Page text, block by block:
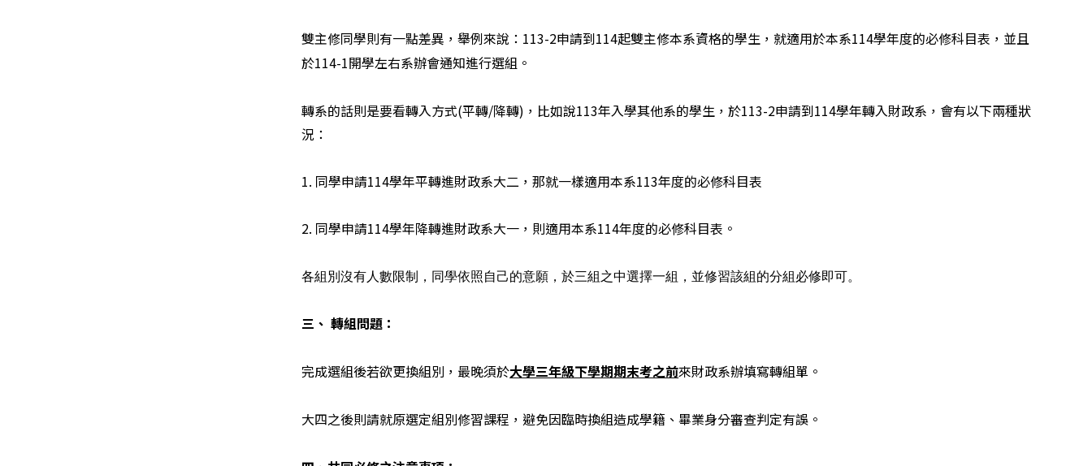
雙主修同學則有一點差異，舉例來說：113-2申請到114起雙主修本系資格的學生，就適用於本系114學年度的必修科目表，並且
於114-1開學左右系辦會通知進行選組。
轉系的話則是要看轉入方式(平轉/降轉)，比如說113年入學其他系的學生，於113-2申請到114學年轉入財政系，會有以下兩種狀
況：
1. 同學申請114學年平轉進財政系大二，那就一樣適用本系113年度的必修科目表
2. 同學申請114學年降轉進財政系大一，則適用本系114年度的必修科目表。
各組別沒有人數限制，同學依照自己的意願，於三組之中選擇一組，並修習該組的分組必修即可。
三、 轉組問題：
完成選組後若欲更換組別，最晚須於大學三年級下學期期末考之前來財政系辦填寫轉組單。
大四之後則請就原選定組別修習課程，避免因臨時換組造成學籍、畢業身分審查判定有誤。